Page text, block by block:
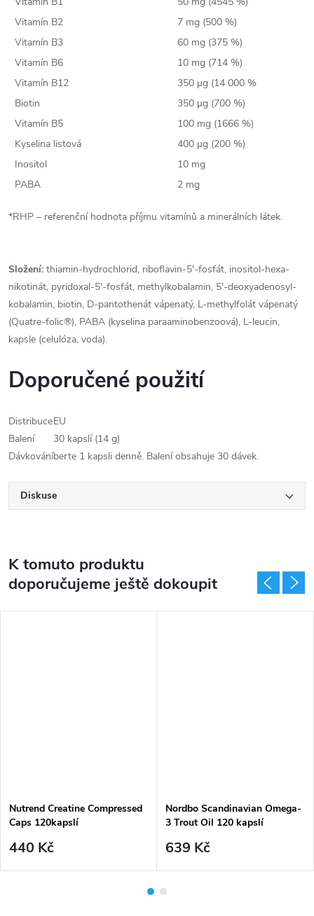
Vitamín B2
7 mg (500 %)
Vitamín B3
60 mg (375 %)
Vitamín B6
10 mg (714 %)
Vitamín B12
350 µg (14 000 %
Biotin
350 µg (700 %)
Vitamín B5
100 mg (1666 %)
Kyselina listová
400 µg (200 %)
Inositol
10 mg
PABA
2 mg
*RHP – referenční hodnota příjmu vitamínů a minerálních látek.
Složení: thiamin-hydrochlorid, riboflavin-5'-fosfát, inositol-hexa-
nikotinát, pyridoxal-5'-fosfát, methylkobalamin, 5'-deoxyadenosyl-
kobalamin, biotin, D-pantothenát vápenatý, L-methylfolát vápenatý
(Quatre-folic®), PABA (kyselina paraaminobenzoová), L-leucin,
kapsle (celulóza, voda).
Doporučené použití
DistribuceEU
Balení
30 kapslí (14 g)
Dávkováníberte 1 kapsli denně. Balení obsahuje 30 dávek.
Diskuse
K tomuto produktu
doporučujeme ještě dokoupit
Nutrend Creatine Compressed
Caps 120kapslí
440 Kč
Nordbo Scandinavian Omega-
3 Trout Oil 120 kapslí
639 Kč